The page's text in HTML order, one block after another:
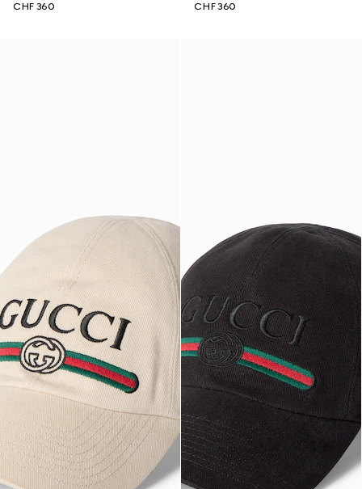
CHF 360
CHF 360